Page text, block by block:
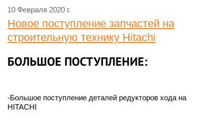
10 Февраля 2020 г.
Новое поступление запчастей на
строительную технику Hitachi
БОЛЬШОЕ ПОСТУПЛЕНИЕ:
-Большое поступление деталей редукторов хода на
HITACHI